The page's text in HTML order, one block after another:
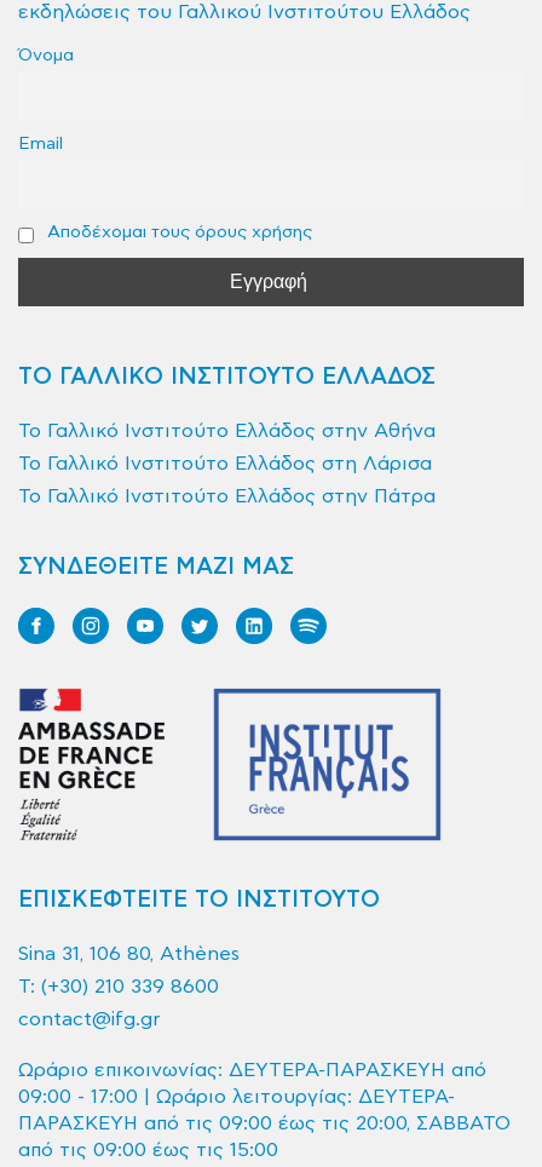
εκδηλώσεις του Γαλλικού Ινστιτούτου Ελλάδος
Όνομα
Email
Αποδέχομαι τους όρους χρήσης
ΤΟ ΓΑΛΛΙΚΟ ΙΝΣΤΙΤΟΥΤΟ ΕΛΛΑΔΟΣ
Το Γαλλικό Ινστιτούτο Ελλάδος στην Αθήνα
Το Γαλλικό Ινστιτούτο Ελλάδος στη Λάρισα
Το Γαλλικό Ινστιτούτο Ελλάδος στην Πάτρα
ΣΥΝΔΕΘΕΙΤΕ ΜΑΖΙ ΜΑΣ
ΕΠΙΣΚΕΦΤΕΙΤΕ ΤΟ ΙΝΣΤΙΤΟΥΤΟ
Sina 31, 106 80, Athènes
T: (+30) 210 339 8600
contact@ifg.gr
Ωράριο επικοινωνίας: ΔΕΥΤΕΡΑ-ΠΑΡΑΣΚΕΥΗ από
09:00 - 17:00 | Ωράριο λειτουργίας: ΔΕΥΤΕΡΑ-
ΠΑΡΑΣΚΕΥΗ από τις 09:00 έως τις 20:00, ΣΑΒΒΑΤΟ
από τις 09:00 έως τις 15:00